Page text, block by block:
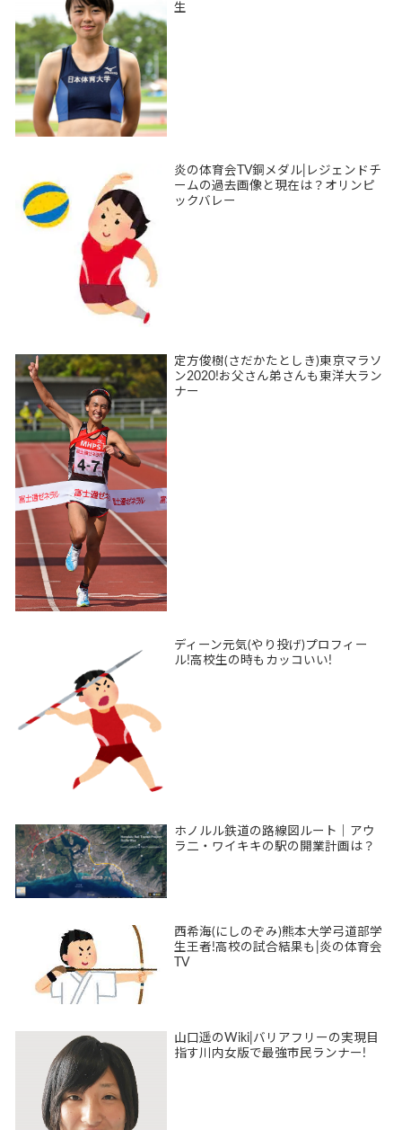
生
炎の体育会TV銅メダル|レジェンドチ
ームの過去画像と現在は？オリンピ
ックバレー
定方俊樹(さだかたとしき)東京マラソ
ン2020!お父さん弟さんも東洋大ラン
ナー
ディーン元気(やり投げ)プロフィー
ル!高校生の時もカッコいい!
ホノルル鉄道の路線図ルート｜アウ
ラ二・ワイキキの駅の開業計画は？
西希海(にしのぞみ)熊本大学弓道部学
生王者!高校の試合結果も|炎の体育会
TV
山口遥のWiki|バリアフリーの実現目
指す川内女版で最強市民ランナー!